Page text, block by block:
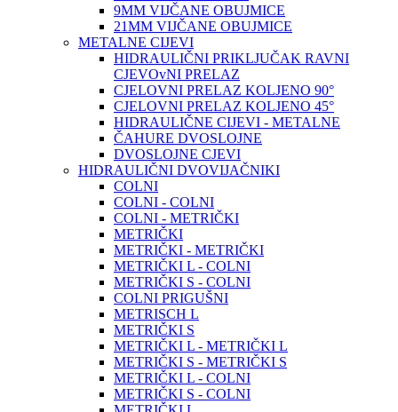
9MM VIJČANE OBUJMICE
21MM VIJČANE OBUJMICE
METALNE CIJEVI
HIDRAULIČNI PRIKLJUČAK RAVNI
CJEVOvNI PRELAZ
CJELOVNI PRELAZ KOLJENO 90°
CJELOVNI PRELAZ KOLJENO 45°
HIDRAULIČNE CIJEVI - METALNE
ČAHURE DVOSLOJNE
DVOSLOJNE CJEVI
HIDRAULIČNI DVOVIJAČNIKI
COLNI
COLNI - COLNI
COLNI - METRIČKI
METRIČKI
METRIČKI - METRIČKI
METRIČKI L - COLNI
METRIČKI S - COLNI
COLNI PRIGUŠNI
METRISCH L
METRIČKI S
METRIČKI L - METRIČKI L
METRIČKI S - METRIČKI S
METRIČKI L - COLNI
METRIČKI S - COLNI